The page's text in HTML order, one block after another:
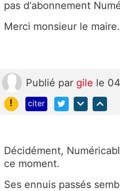
pas d'abonnement
Merci monsieur le maire.
Publié par gile le
!
citer
Décidément,
ce moment.
Ses ennuis passés